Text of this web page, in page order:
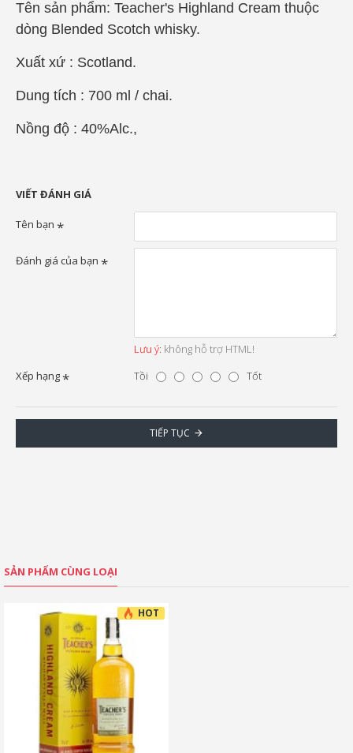
Tên sản phẩm: Teacher's Highland Cream thuộc
dòng Blended Scotch whisky.
Xuất xứ : Scotland.
Dung tích : 700 ml / chai.
Nồng độ : 40%Alc.,
VIẾT ĐÁNH GIÁ
Tên bạn
Đánh giá của bạn
Lưu ý: không hỗ trợ HTML!
Xếp hạng
Tồi Tốt
TIẾP TỤC
SẢN PHẨM CÙNG LOẠI
HOT